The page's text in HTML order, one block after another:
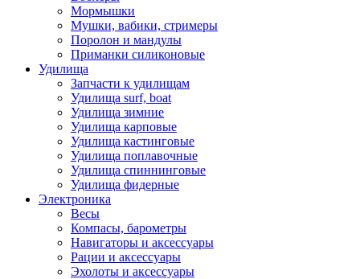
Мормышки
Мушки, вабики, стримеры
Поролон и мандулы
Приманки силиконовые
Удилища
Запчасти к удилищам
Удилища surf, boat
Удилища зимние
Удилища карповые
Удилища кастинговые
Удилища поплавочные
Удилища спиннинговые
Удилища фидерные
Электроника
Весы
Компасы, барометры
Навигаторы и аксессуары
Рации и аксессуары
Эхолоты и аксессуары